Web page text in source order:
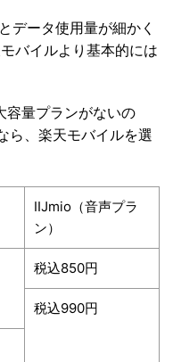
データ使用量が細かく
バイルより基本的には
容量プランがないの
ら、楽天モバイルを選
IIJmio（音声プラ
ン）
税込850円
税込990円